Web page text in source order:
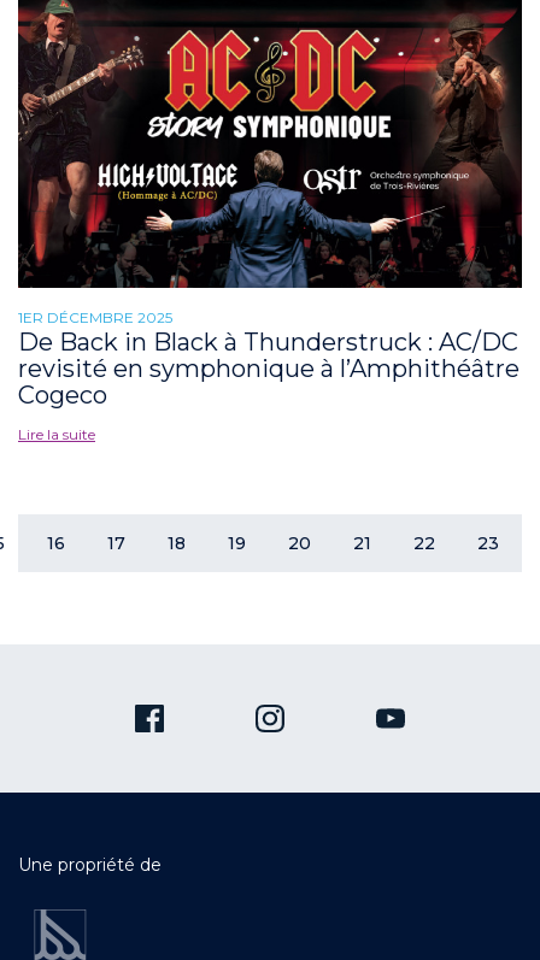
1ER DÉCEMBRE 2025
De Back in Black à Thunderstruck : AC/DC
revisité en symphonique à l’Amphithéâtre
Cogeco
Lire la suite
16 17 18 19 20 21 22 23
Une propriété de